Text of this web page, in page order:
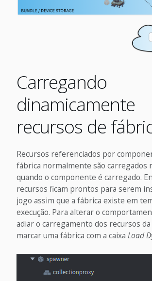
Carregando
dinamicamente
recursos de
Recursos referenciados por
fábrica normalmente são carregados
quando o componente é carregado.
recursos ficam prontos para serem
jogo assim que a fábrica existe em
execução. Para alterar o
adiar o carregamento dos recursos
marcar uma fábrica com a caixa Load